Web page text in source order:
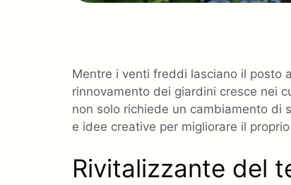
Mentre i venti freddi lasciano il posto
rinnovamento dei giardini cresce nei
non solo richiede un cambiamento di
e idee creative per migliorare il
Rivitalizzante del